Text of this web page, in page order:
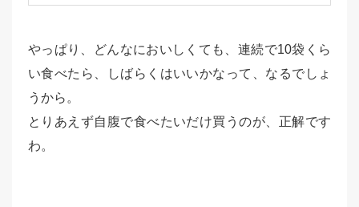
やっぱり、どんなにおいしくても、連続で10袋くら
い食べたら、しばらくはいいかなって、なるでしょ
うから。
とりあえず自腹で食べたいだけ買うのが、正解です
わ。